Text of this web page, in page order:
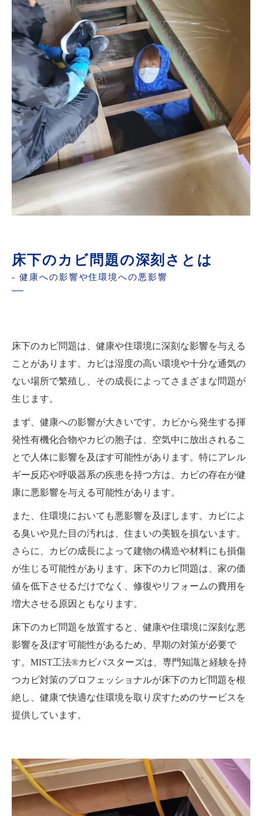
お問い合わせと相談窓口
MIST工法®カビバスターズの専門知識と経験
長期間の効果を実現する取り組み
床下のカビ問題の深刻さとは
- 健康への影響や住環境への悪影響
床下のカビ問題は、健康や住環境に深刻な影響を与える
ことがあります。カビは湿度の高い環境や十分な通気の
ない場所で繁殖し、その成長によってさまざまな問題が
生じます。
まず、健康への影響が大きいです。カビから発生する揮
発性有機化合物やカビの胞子は、空気中に放出されるこ
とで人体に影響を及ぼす可能性があります。特にアレル
ギー反応や呼吸器系の疾患を持つ方は、カビの存在が健
康に悪影響を与える可能性があります。
また、住環境においても悪影響を及ぼします。カビによ
る臭いや見た目の汚れは、住まいの美観を損ないます。
さらに、カビの成長によって建物の構造や材料にも損傷
が生じる可能性があります。床下のカビ問題は、家の価
値を低下させるだけでなく、修復やリフォームの費用を
増大させる原因ともなります。
床下のカビ問題を放置すると、健康や住環境に深刻な悪
影響を及ぼす可能性があるため、早期の対策が必要で
す。MIST工法®カビバスターズは、専門知識と経験を持
つカビ対策のプロフェッショナルが床下のカビ問題を根
絶し、健康で快適な住環境を取り戻すためのサービスを
提供しています。